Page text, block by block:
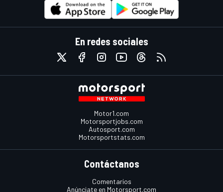
En redes sociales
Motor1.com
Motorsportjobs.com
Autosport.com
Motorsportstats.com
Contáctanos
Comentarios
Anúnciate en Motorsport.com